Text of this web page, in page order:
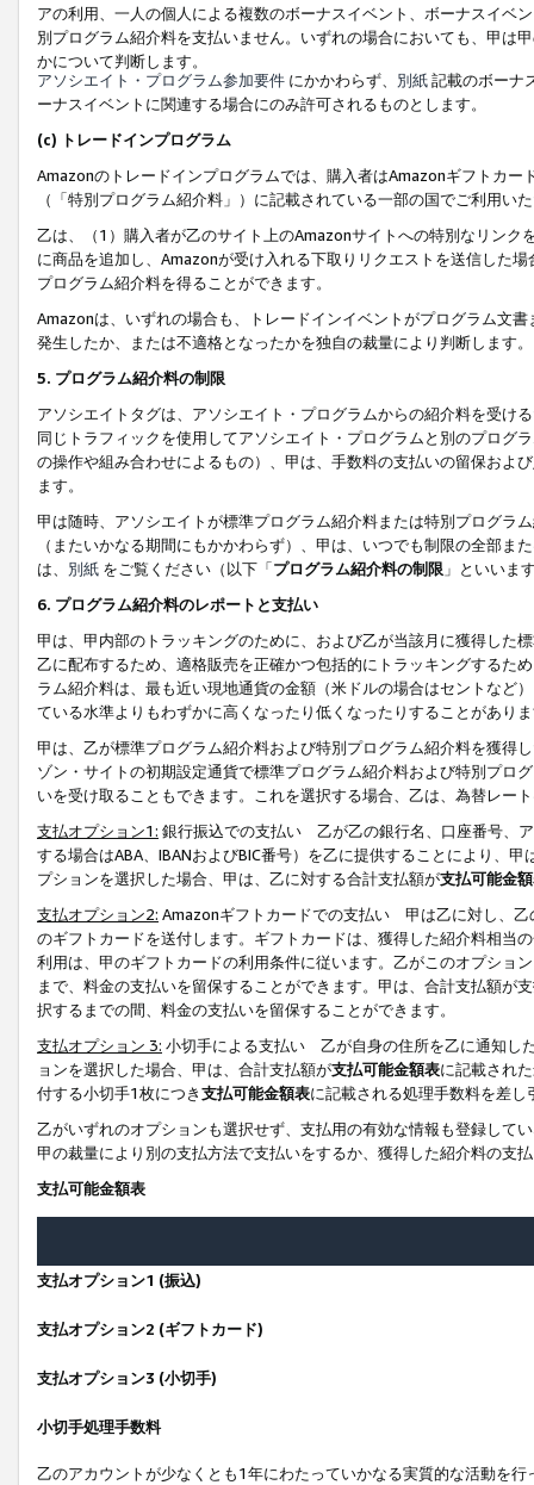
アの利用、一人の個人による複数のボーナスイベント、ボーナスイベ
別プログラム紹介料を支払いません。いずれの場合においても、甲は
かについて判断します。
アソシエイト・プログラム参加要件 にかかわらず、 別紙記載のボーナ
ーナスイベントに関連する場合にのみ許可されるものとします。
(c) トレードインプログラム
Amazonのトレードインプログラムでは、購入者はAmazonギフトカ
（「特別プログラム紹介料」）に記載されている一部の国でご利用い
乙は、（1）購入者が乙のサイト上のAmazonサイトへの特別なリン
に商品を追加し、Amazonが受け入れる下取りリクエストを送信した
プログラム紹介料を得ることができます。
Amazonは、いずれの場合も、トレードインイベントがプログラム文
発生したか、または不適格となったかを独自の裁量により判断します。
5. プログラム紹介料の制限
アソシエイトタグは、アソシエイト・プログラムからの紹介料を受け
同じトラフィックを使用してアソシエイト・プログラムと別のプログ
の操作や組み合わせによるもの）、甲は、手数料の支払いの留保およ
ます。
甲は随時、アソシエイトが標準プログラム紹介料または特別プログラ
（またいかなる期間にもかかわらず）、甲は、いつでも制限の全部
は、 別紙 をご覧ください（以下「プログラム紹介料の制限 」といいま
6. プログラム紹介料のレポートと支払い
甲は、甲内部のトラッキングのために、および乙が当該月に獲得した
乙に配布するため、適格販売を正確かつ包括的にトラッキングするた
ラム紹介料は、最も近い現地通貨の金額（米ドルの場合はセントなど
ている水準よりもわずかに高くなったり低くなったりすることがあり
甲は、乙が標準プログラム紹介料および特別プログラム紹介料を獲得
ゾン・サイトの初期設定通貨で標準プログラム紹介料および特別プロ
いを受け取ることもできます。これを選択する場合、乙は、為替レー
支払オプション1: 銀行振込での支払い 乙が乙の銀行名、口座番号、
する場合はABA、IBANおよびBIC番号）を乙に提供することにより、
プションを選択した場合、甲は、乙に対する合計支払額が支払可能金
支払オプション2: Amazonギフトカードでの支払い 甲は乙に対し、乙
のギフトカードを送付します。ギフトカードは、獲得した紹介料相当
利用は、甲のギフトカードの利用条件に従います。乙がこのオプショ
まで、料金の支払いを留保することができます。甲は、合計支払額が
択するまでの間、料金の支払いを留保することができます。
支払オプション 3: 小切手による支払い 乙が自身の住所を乙に通知し
ョンを選択した場合、甲は、合計支払額が支払可能金額表に記載され
付する小切手1枚につき支払可能金額表に記載される処理手数料を差し
乙がいずれのオプションも選択せず、支払用の有効な情報も登録して
甲の裁量により別の支払方法で支払いをするか、獲得した紹介料の支
支払可能金額表
支払オプション1 (振込)
支払オプション2 (ギフトカード)
支払オプション3 (小切手)
小切手処理手数料
乙のアカウントが少なくとも1年にわたっていかなる実質的な活動を